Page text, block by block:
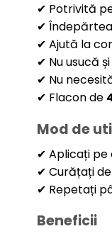
✔ Potrivită
✔
✔ Ajută la
✔ Nu usucă
✔ Nu
✔ Flacon de
Mod de
✔ Aplicați
✔ Curățați
✔ Repetați
Beneficii